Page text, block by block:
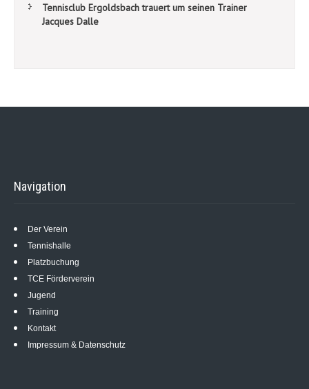
Tennisclub Ergoldsbach trauert um seinen Trainer
Jacques Dalle
Navigation
Der Verein
Tennishalle
Platzbuchung
TCE Förderverein
Jugend
Training
Kontakt
Impressum & Datenschutz